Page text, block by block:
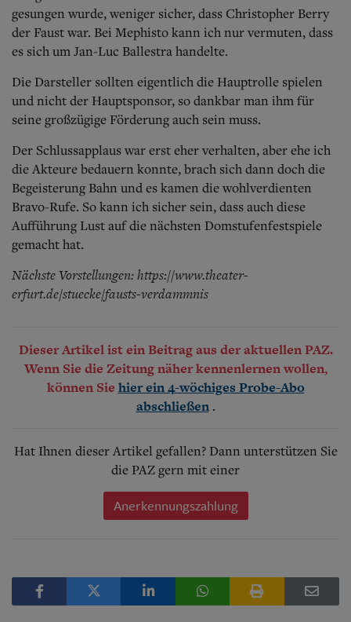
gesungen wurde, weniger sicher, dass Christopher Berry
der Faust war. Bei Mephisto kann ich nur vermuten, dass
es sich um Jan-Luc Ballestra handelte.
Die Darsteller sollten eigentlich die Hauptrolle spielen
und nicht der Hauptsponsor, so dankbar man ihm für
seine großzügige Förderung auch sein muss.
Der Schlussapplaus war erst eher verhalten, aber ehe ich
die Akteure bedauern konnte, brach sich dann doch die
Begeisterung Bahn und es kamen die wohlverdienten
Bravo-Rufe. So kann ich sicher sein, dass auch diese
Aufführung Lust auf die nächsten Domstufenfestspiele
gemacht hat.
Nächste Vorstellungen: https://www.theater-
erfurt.de/stuecke/fausts-verdammnis
Dieser Artikel ist ein Beitrag aus der aktuellen PAZ.
Wenn Sie die Zeitung näher kennenlernen wollen,
können Sie hier ein 4-wöchiges Probe-Abo
abschließen .
Hat Ihnen dieser Artikel gefallen? Dann unterstützen Sie
die PAZ gern mit einer
Anerkennungszahlung